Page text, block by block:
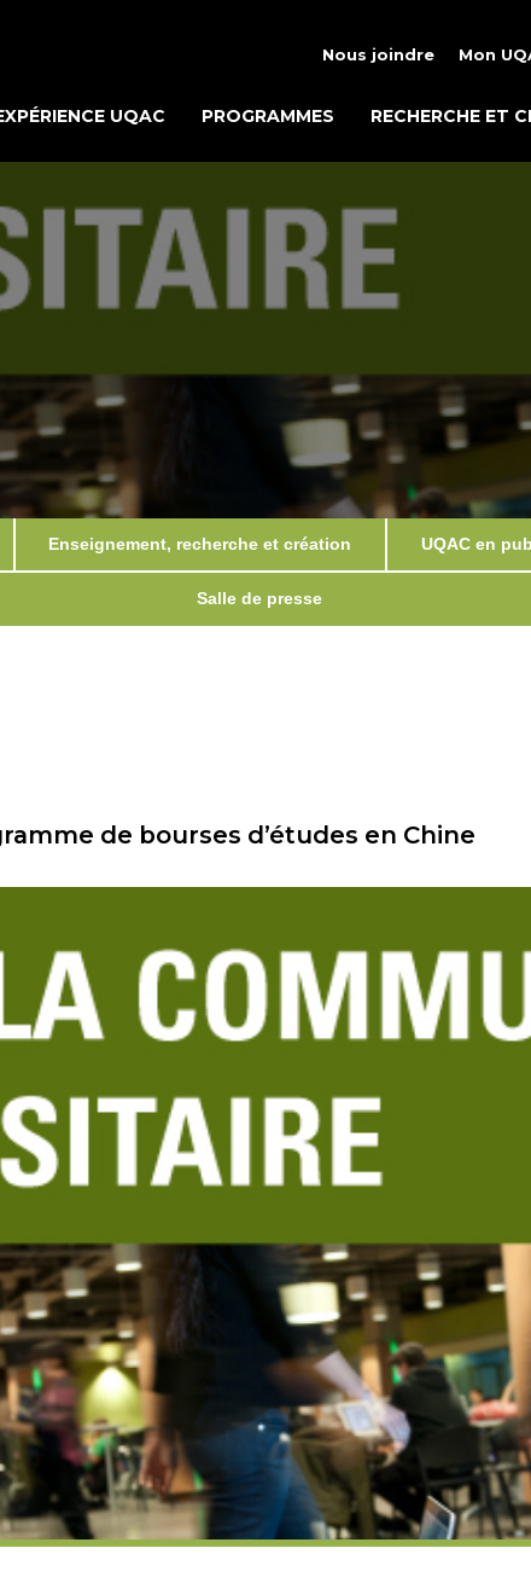
Nous joindre Mon
UQAC PROGRAMMES RECHERCHE ET
Enseignement, recherche et création UQAC en
Salle de presse
de bourses d’études en Chine